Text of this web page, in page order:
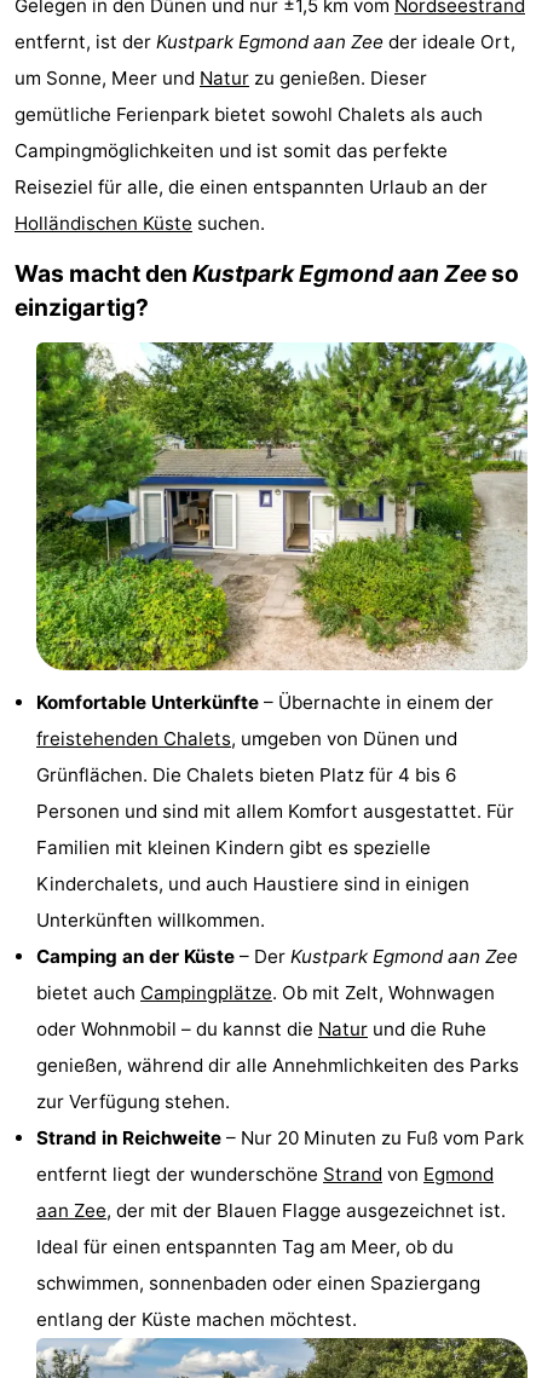
van
Egmont
Huize
Glory
Zeeparel
Campingplätze
Ferienhäuser
-
Buiten
-
Woudhoeve
Duinpark
Egmond
-
Kustpark
Egmond
aan
Zee
Hotels
Zimmer
(mit
Frühstück)
Lastminutes
Strand
Sehen
Denkmäler
Minigolfplätze
Dörfer
Städte
Sport
Schwimmbader
Radfahren
Wandern
Reiten
Gelegen in den Dünen und nur ±1,5 km vom Nordseestrand
entfernt, ist der Kustpark Egmond aan Zee der ideale Ort,
um Sonne, Meer und Natur zu genießen. Dieser
gemütliche Ferienpark bietet sowohl Chalets als auch
Campingmöglichkeiten und ist somit das perfekte
Reiseziel für alle, die einen entspannten Urlaub an der
Holländischen Küste suchen.
Was macht den Kustpark Egmond aan Zeeso
einzigartig?
Komfortable Unterkünfte – Übernachte in einem der
freistehenden Chalets, umgeben von Dünen und
Grünflächen. Die Chalets bieten Platz für 4 bis 6
Personen und sind mit allem Komfort ausgestattet. Für
Familien mit kleinen Kindern gibt es spezielle
Kinderchalets, und auch Haustiere sind in einigen
Unterkünften willkommen.
Camping an der Küste – Der Kustpark Egmond aan Zee
bietet auch Campingplätze. Ob mit Zelt, Wohnwagen
oder Wohnmobil – du kannst die Natur und die Ruhe
genießen, während dir alle Annehmlichkeiten des Parks
zur Verfügung stehen.
Strand in Reichweite – Nur 20 Minuten zu Fuß vom Park
entfernt liegt der wunderschöne Strand von Egmond
aan Zee, der mit der Blauen Flagge ausgezeichnet ist.
Ideal für einen entspannten Tag am Meer, ob du
schwimmen, sonnenbaden oder einen Spaziergang
entlang der Küste machen möchtest.